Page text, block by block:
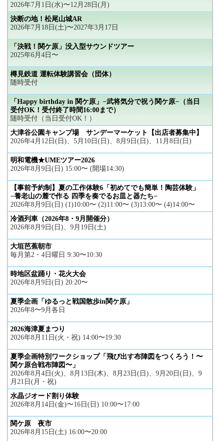
2026年7月1日(水)〜12月28日(月)
決断の地！松尾山城AR
2026年7月18日(土)〜2027年3月17日
「決戦！関ケ原」没入型サウンドツアー
2025年6月4日〜
樽見鉄道 運転体験講習会（団体）
随時受付
「Happy birthday in 関ケ原」−武将気分で祝う関ケ原−（当日
受付OK！受付終了時間16:00まで）
随時受付（当日受付OK！）
大津谷公園キャンプ場 サンデーマーケット【出店者募集中】
2026年4月12日(日)、5月10日(日)、8月9日(日)、11月8日(日)
明和電機★UMEツアー2026
2026年8月9日(日) 15:00〜 (開場14:30)
【事前予約制】夏の工作体験6「初めてでも簡単！陶芸体験」
−養老山の麓で作る 四季を奏でるお皿と器たち−
2026年8月9日(日) (1)10:00〜 (2)11:00〜 (3)13:00〜 (4)14:00〜
冷酒列車（2026年8・9月開催分）
2026年8月9日(日)、9月19日(土)
大垣芭蕉朝市
毎月第2・4日曜日 9:30〜10:30
時地区盆踊り・花火大会
2026年8月9日(日) 20:20〜
夏季企画「ゆるっと戦国散歩in関ケ原」
2026年8〜9月各日
2026海津夏まつり
2026年8月11日(火・祝) 14:00〜19:30
夏季企画特別ワークショップ「飛び出す布陣図をつくろう！〜
関ケ原合戦布陣図〜」
2026年8月4日(火)、8月13日(木)、8月23日(日)、9月20日(日)、9
月21日(月・祝)
水晶ジオード割り体験
2026年8月14日(金)〜16日(日) 10:00〜17:00
関ケ原 夜市
2026年8月15日(土) 16:00〜20:00